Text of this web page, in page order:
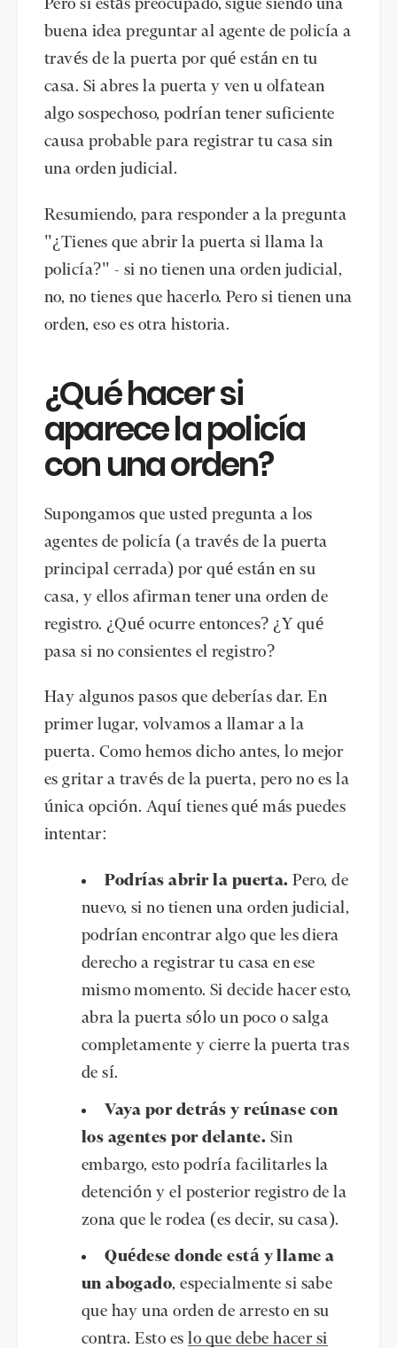
Pero si estás preocupado, sigue siendo una
buena idea preguntar al agente de policía a
través de la puerta por qué están en tu
casa. Si abres la puerta y ven u olfatean
algo sospechoso, podrían tener suficiente
causa probable para registrar tu casa sin
una orden judicial.
Resumiendo, para responder a la pregunta
"¿Tienes que abrir la puerta si llama la
policía?" - si no tienen una orden judicial,
no, no tienes que hacerlo. Pero si tienen una
orden, eso es otra historia.
¿Qué hacer si
aparece la policía
con una orden?
Supongamos que usted pregunta a los
agentes de policía (a través de la puerta
principal cerrada) por qué están en su
casa, y ellos afirman tener una orden de
registro. ¿Qué ocurre entonces? ¿Y qué
pasa si no consientes el registro?
Hay algunos pasos que deberías dar. En
primer lugar, volvamos a llamar a la
puerta. Como hemos dicho antes, lo mejor
es gritar a través de la puerta, pero no es la
única opción. Aquí tienes qué más puedes
intentar:
Podrías abrir la puerta. Pero, de
nuevo, si no tienen una orden judicial,
podrían encontrar algo que les diera
derecho a registrar tu casa en ese
mismo momento. Si decide hacer esto,
abra la puerta sólo un poco o salga
completamente y cierre la puerta tras
de sí.
Vaya por detrás y reúnase con
los agentes por delante. Sin
embargo, esto podría facilitarles la
detención y el posterior registro de la
zona que le rodea (es decir, su casa).
Quédese donde está y llame a
un abogado, especialmente si sabe
que hay una orden de arresto en su
contra. Esto eslo que debe hacer si